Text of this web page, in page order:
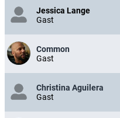
Jessica Lange
Gast
Common
Gast
Christina Aguilera
Gast